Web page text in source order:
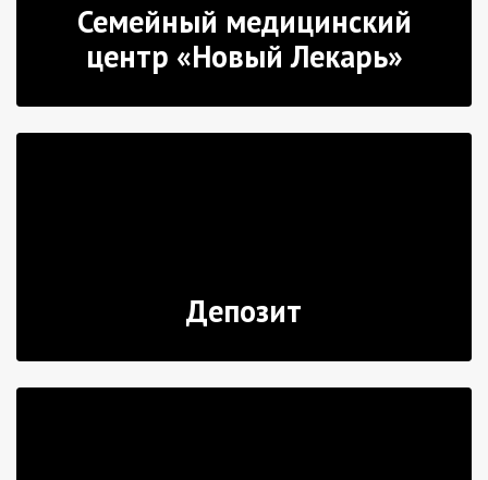
Семейный медицинский
центр «Новый Лекарь»
Депозит